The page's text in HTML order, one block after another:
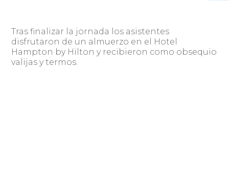
Tras finalizar la jornada los asistentes
disfrutaron de un almuerzo en el Hotel
Hampton by Hilton y recibieron como obsequio
valijas y termos.